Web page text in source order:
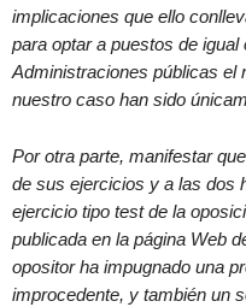
implicaciones que ello
para optar a puestos de
Administraciones públicas el
nuestro caso han sido
Por otra parte, manifestar
de sus ejercicios y a las dos
ejercicio tipo test de la
publicada en la página Web
opositor ha impugnado una
improcedente, y también un